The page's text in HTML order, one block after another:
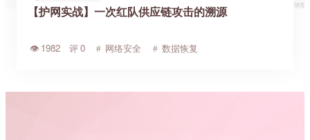
【护网实战】一次红队供应链攻击的溯源
1982 0 网络安全 数据恢复